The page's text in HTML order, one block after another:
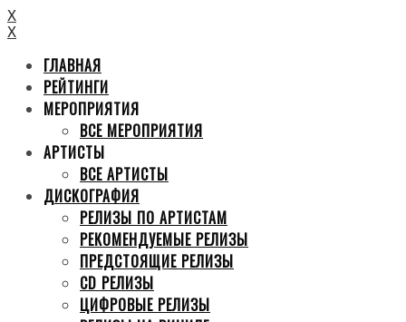
X
X
ГЛАВНАЯ
РЕЙТИНГИ
МЕРОПРИЯТИЯ
ВСЕ МЕРОПРИЯТИЯ
АРТИСТЫ
ВСЕ АРТИСТЫ
ДИСКОГРАФИЯ
РЕЛИЗЫ ПО АРТИСТАМ
РЕКОМЕНДУЕМЫЕ РЕЛИЗЫ
ПРЕДСТОЯЩИЕ РЕЛИЗЫ
CD РЕЛИЗЫ
ЦИФРОВЫЕ РЕЛИЗЫ